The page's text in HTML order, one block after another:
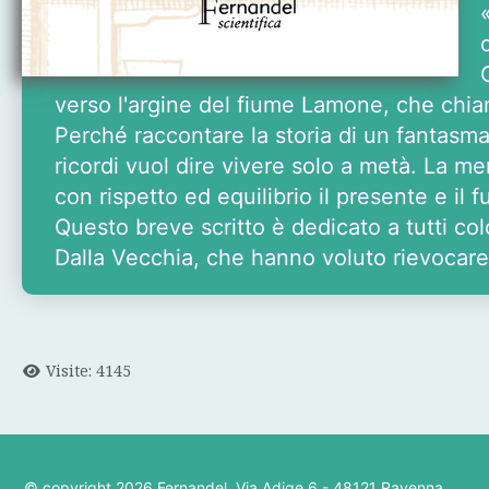
verso l'argine del fiume Lamone, che
Perché raccontare la storia di un
ricordi vuol dire vivere solo a metà. La
con rispetto ed equilibrio il presente e il
Questo breve scritto è dedicato a tutti
Dalla Vecchia, che hanno voluto
Visite: 4145